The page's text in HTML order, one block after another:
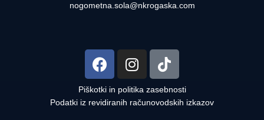
nogometna.sola@nkrogaska.com
Piškotki in politika zasebnosti
Podatki iz revidiranih računovodskih izkazov